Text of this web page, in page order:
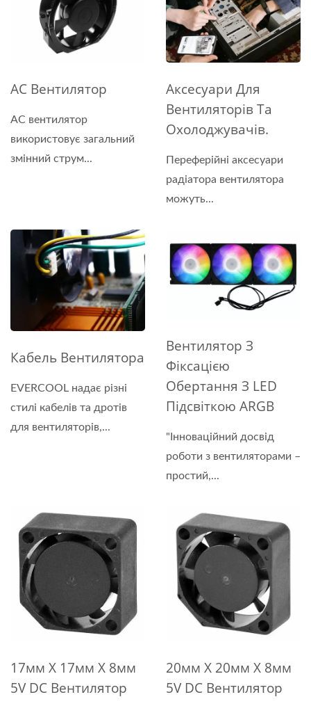
AC Вентилятор
AC вентилятор
використовує загальний
змінний струм...
Аксесуари Для
Вентиляторів Та
Охолоджувачів.
Переферійні аксесуари
радіатора вентилятора
можуть...
Кабель Вентилятора
EVERCOOL надає різні
стилі кабелів та дротів
для вентиляторів,...
Вентилятор З
Фіксацією
Обертання З LED
Підсвіткою ARGB
"Інноваційний досвід
роботи з вентиляторами –
простий,...
17мм X 17мм X 8мм
5V DC Вентилятор
20мм X 20мм X 8мм
5V DC Вентилятор